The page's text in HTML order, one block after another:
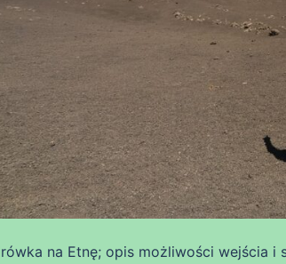
na Etnę; opis możliwości wejścia